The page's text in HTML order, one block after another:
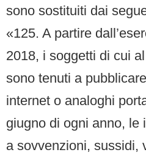
sono sostituiti dai
«125. A partire
2018, i soggetti di cui
sono tenuti a
internet o analoghi
giugno di ogni anno, le
a sovvenzioni, sussidi,